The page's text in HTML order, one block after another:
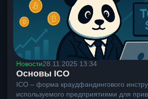
Новости28.11.2025 13:34
Основы ICO
ICO – форма краудфандингового
используемого предприятиями для